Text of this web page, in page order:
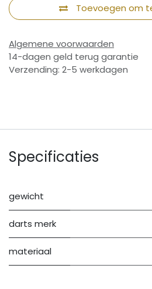
Toevoegen om
Algemene voorwaarden
14-dagen geld terug garantie
Verzending: 2-5 werkdagen
Specificaties
gewicht
darts merk
materiaal